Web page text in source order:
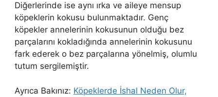
Diğerlerinde ise aynı ırka ve aileye mensup
köpeklerin kokusu bulunmaktadır. Genç
köpekler annelerinin kokusunun olduğu bez
parçalarını kokladığında annelerinin kokusunu
fark ederek o bez parçalarına yönelmiş, olumlu
tutum sergilemiştir.
Ayrıca Bakınız: Köpeklerde İshal Neden Olur,